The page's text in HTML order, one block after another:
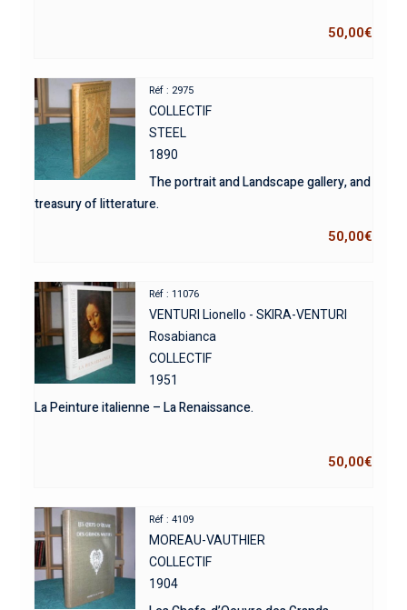
50,00€
Réf : 2975
COLLECTIF
STEEL
1890
The portrait and Landscape gallery, and
treasury of litterature.
50,00€
Réf : 11076
VENTURI Lionello - SKIRA-VENTURI
Rosabianca
COLLECTIF
1951
La Peinture italienne – La Renaissance.
50,00€
Réf : 4109
MOREAU-VAUTHIER
COLLECTIF
1904